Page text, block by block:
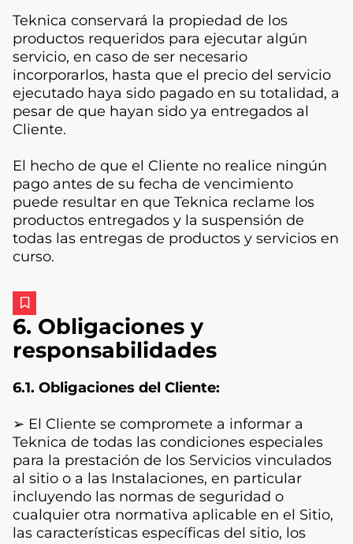
Teknica conservará la propiedad de los
productos requeridos para ejecutar algún
servicio, en caso de ser necesario
incorporarlos, hasta que el precio del servicio
ejecutado haya sido pagado en su totalidad, a
pesar de que hayan sido ya entregados al
Cliente.
El hecho de que el Cliente no realice ningún
pago antes de su fecha de vencimiento
puede resultar en que Teknica reclame los
productos entregados y la suspensión de
todas las entregas de productos y servicios en
curso.
6. Obligaciones y
responsabilidades
6.1. Obligaciones del Cliente:
➢ El Cliente se compromete a informar a
Teknica de todas las condiciones especiales
para la prestación de los Servicios vinculados
al sitio o a las Instalaciones, en particular
incluyendo las normas de seguridad o
cualquier otra normativa aplicable en el Sitio,
las características específicas del sitio, los